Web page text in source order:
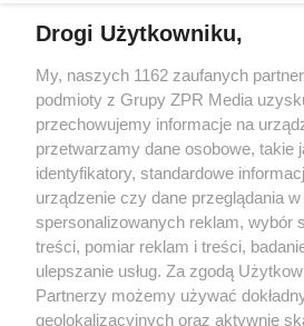
Żaden utwór zamieszczony w serwisie nie
rozpowszechniany lub dalej
tym także elektroniczny lub mechaniczny) na
eksploatacji w jakiejkolwiek formie, włącznie
bez pisemnej zgody właściciela praw.
wykorzystanie utworów w całości lub w
bez właściwej zgody, jest zabronione pod
prawnie.
Drogi Użytkowniku,
My, naszych 1162 zaufanych
podmioty z Grupy ZPR Media
przechowujemy informacje na
przetwarzamy dane osobowe, takie
identyfikatory, standardowe
urządzenie czy dane przeglądania
spersonalizowanych reklam, wybór
treści, pomiar reklam i treści,
ulepszanie usług. Za zgodą
Partnerzy możemy używać
geolokalizacyjnych oraz aktywnie